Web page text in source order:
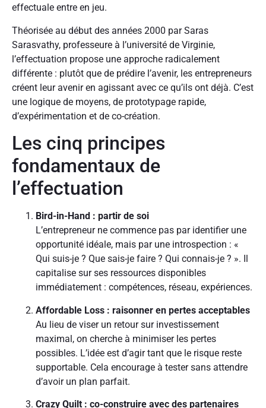
effectuale entre en jeu.
Théorisée au début des années 2000 par Saras
Sarasvathy, professeure à l’université de Virginie,
l’effectuation propose une approche radicalement
différente : plutôt que de prédire l’avenir, les entrepreneurs
créent leur avenir en agissant avec ce qu’ils ont déjà. C’est
une logique de moyens, de prototypage rapide,
d’expérimentation et de co-création.
Les cinq principes
fondamentaux de
l’effectuation
Bird-in-Hand : partir de soi
L’entrepreneur ne commence pas par identifier une
opportunité idéale, mais par une introspection : «
Qui suis-je ? Que sais-je faire ? Qui connais-je ? ». Il
capitalise sur ses ressources disponibles
immédiatement : compétences, réseau, expériences.
Affordable Loss : raisonner en pertes acceptables
Au lieu de viser un retour sur investissement
maximal, on cherche à minimiser les pertes
possibles. L’idée est d’agir tant que le risque reste
supportable. Cela encourage à tester sans attendre
d’avoir un plan parfait.
Crazy Quilt : co-construire avec des partenaires